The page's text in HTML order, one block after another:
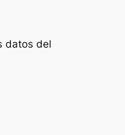
datos del